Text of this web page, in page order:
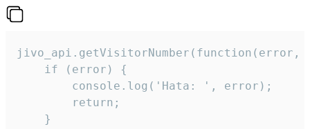
jivo_api.getVisitorNumber(function(error,
    if (error) {
        console.log('Hata: ', error);
        return;
    }